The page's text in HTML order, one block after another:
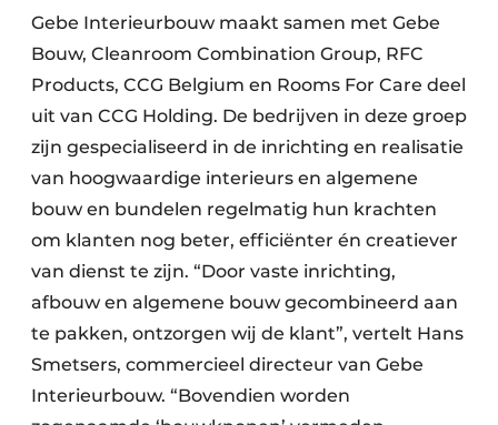
Gebe Interieurbouw maakt samen met Gebe
Bouw, Cleanroom Combination Group, RFC
Products, CCG Belgium en Rooms For Care deel
uit van CCG Holding. De bedrijven in deze groep
zijn gespecialiseerd in de inrichting en realisatie
van hoogwaardige interieurs en algemene
bouw en bundelen regelmatig hun krachten
om klanten nog beter, efficiënter én creatiever
van dienst te zijn. “Door vaste inrichting,
afbouw en algemene bouw gecombineerd aan
te pakken, ontzorgen wij de klant”, vertelt Hans
Smetsers, commercieel directeur van Gebe
Interieurbouw. “Bovendien worden